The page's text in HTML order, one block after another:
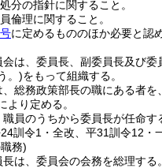
分の指針に関すること。
倫理に関すること。
に定めるもののほか必要と認
会は、委員長、副委員長及び委
。)をもって組織する。
、総務政策部長の職にある者を
より定める。
員のうちから委員長が任命す
訓令1・全改、平31訓令12・
務)
長は、委員会の会務を総理する。